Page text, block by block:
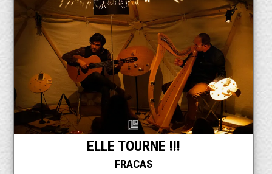
ELLE TOURNE !!!
FRACAS